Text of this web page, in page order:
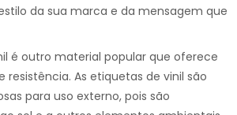
da sua marca e da mensagem que
é outro material popular que oferece
resistência. As etiquetas de vinil são
para uso externo, pois são